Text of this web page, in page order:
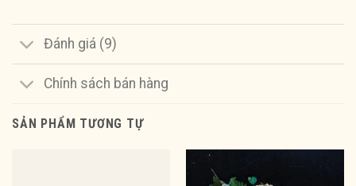
Đánh giá (9)
Chính sách bán hàng
SẢN PHẨM TƯƠNG TỰ